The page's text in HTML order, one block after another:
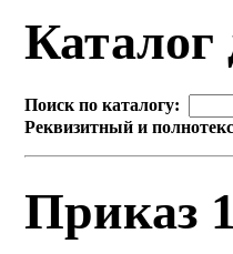
Каталог
Поиск по каталогу:
Реквизитный и
Приказ